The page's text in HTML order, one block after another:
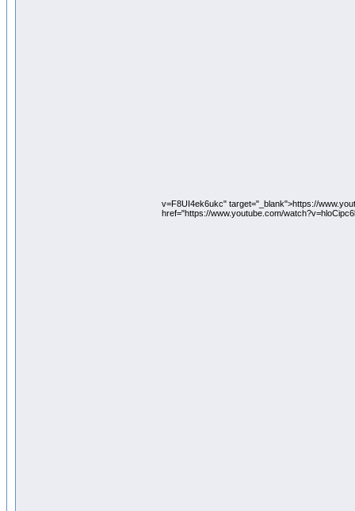
v=F8UI4ek6ukc" target="_blank">https://
href="https://www.youtube.com/